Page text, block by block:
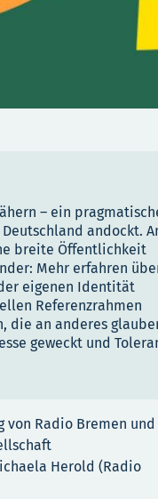
– ein
andockt.
breite Öffentlichkeit
Mehr erfahren
eigenen Identität
Referenzrahmen
die an anderes
geweckt und
Radio Bremen und
Herold (Radio